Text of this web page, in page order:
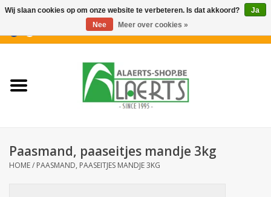
Nieuwigheden
Koffiekoekjes
Paasmand, paaseitjes mandje 3kg
HOME/ PAASMAND, PAASEITJES MANDJE 3KG
Wij slaan cookies op om onze website te verbeteren. Is dat akkoord?
Ja
Nee
Meer over cookies »